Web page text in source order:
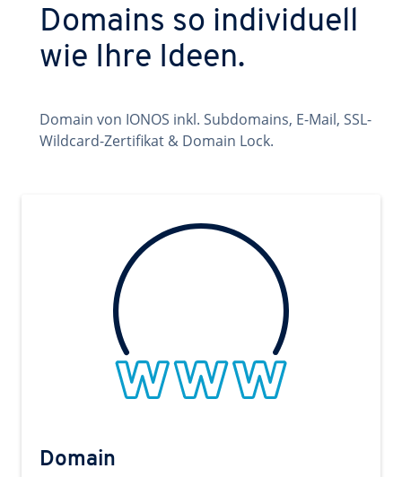
Domains so individuell
wie Ihre Ideen.
Domain von IONOS inkl. Subdomains, E-Mail, SSL-
Wildcard-Zertifikat & Domain Lock.
Domain